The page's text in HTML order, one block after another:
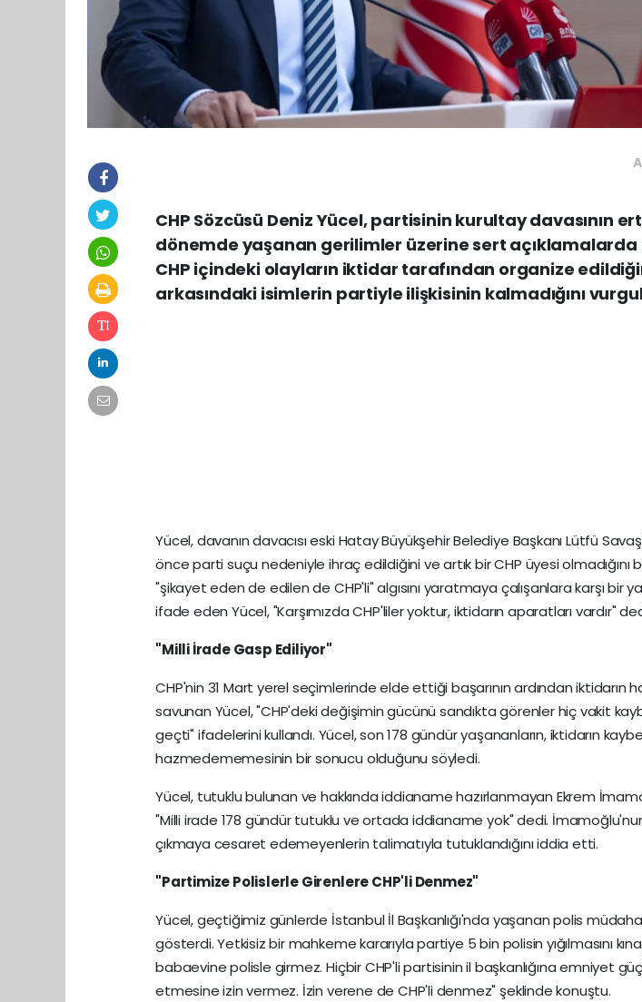
CHP Sözcüsü Deniz Yücel, partisinin kurultay davasının
dönemde yaşanan gerilimler üzerine sert açıklamalarda
CHP içindeki olayların iktidar tarafından organize
arkasındaki isimlerin partiyle ilişkisinin kalmadığını
Yücel, davanın davacısı eski Hatay Büyükşehir Belediye Başkanı Lütfü
önce parti suçu nedeniyle ihraç edildiğini ve artık bir CHP üyesi olmadığını
"şikayet eden de edilen de CHP'li" algısını yaratmaya çalışanlara karşı bir
ifade eden Yücel, "Karşımızda CHP'liler yoktur, iktidarın aparatları vardır"
"Milli İrade Gasp Ediliyor"
CHP'nin 31 Mart yerel seçimlerinde elde ettiği başarının ardından iktidarın
savunan Yücel, "CHP'deki değişimin gücünü sandıkta görenler hiç vakit
geçti" ifadelerini kullandı. Yücel, son 178 gündür yaşananların, iktidarın
hazmedememesinin bir sonucu olduğunu söyledi.
Yücel, tutuklu bulunan ve hakkında iddianame hazırlanmayan Ekrem
"Milli irade 178 gündür tutuklu ve ortada iddianame yok" dedi.
çıkmaya cesaret edemeyenlerin talimatıyla tutuklandığını iddia etti.
"Partimize Polislerle Girenlere CHP'li Denmez"
Yücel, geçtiğimiz günlerde İstanbul İl Başkanlığı'nda yaşanan polis
gösterdi. Yetkisiz bir mahkeme kararıyla partiye 5 bin polisin yığılmasını
babaevine polisle girmez. Hiçbir CHP'li partisinin il başkanlığına emniyet
etmesine izin vermez. İzin verene de CHP'li denmez" şeklinde konuştu.